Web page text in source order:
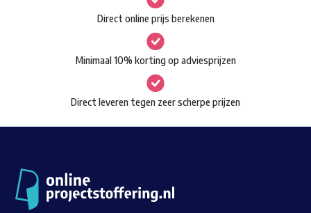
kan
gekozen
worden
op
de
productpagina
Direct online prijs berekenen
Minimaal 10% korting op adviesprijzen
Direct leveren tegen zeer scherpe prijzen